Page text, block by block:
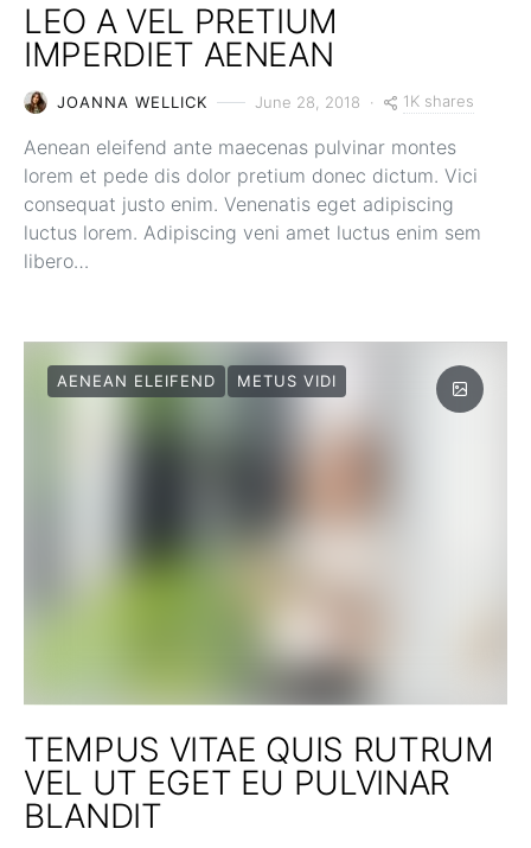
LEO A VEL PRETIUM
IMPERDIET AENEAN
JOANNA WELLICK June 28, 2018 1K shares
Aenean eleifend ante maecenas pulvinar montes
lorem et pede dis dolor pretium donec dictum. Vici
consequat justo enim. Venenatis eget adipiscing
luctus lorem. Adipiscing veni amet luctus enim sem
libero…
AENEAN ELEIFEND METUS VIDI
TEMPUS VITAE QUIS RUTRUM
VEL UT EGET EU PULVINAR
BLANDIT